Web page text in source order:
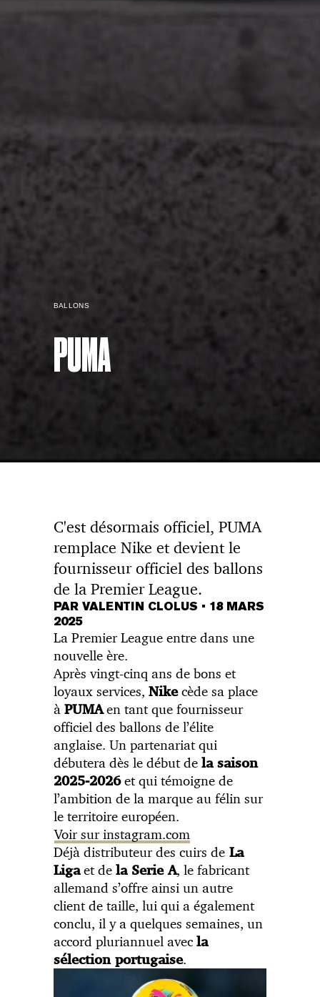
BALLONS
PUMA
C'est désormais officiel, PUMA
remplace Nike et devient le
fournisseur officiel des ballons
de la Premier League.
PAR VALENTIN CLOLUS • 18 MARS
2025
La Premier League entre dans une
nouvelle ère.
Après vingt-cinq ans de bons et
loyaux services, Nikecède sa place
à PUMAen tant que fournisseur
officiel des ballons de l’élite
anglaise. Un partenariat qui
débutera dès le début de la saison
2025-2026et qui témoigne de
l’ambition de la marque au félin sur
le territoire européen.
Voir sur instagram.com
Déjà distributeur des cuirs deLa
Ligaet de la Serie A, le fabricant
allemand s’offre ainsi un autre
client de taille, lui qui a également
conclu, il y a quelques semaines, un
accord pluriannuel avec la
sélection portugaise.